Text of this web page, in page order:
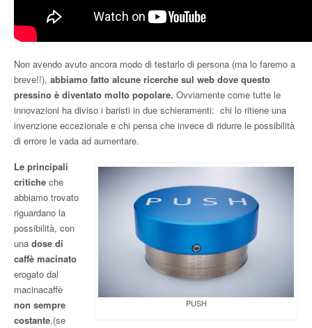
Non avendo avuto ancora modo di testarlo di persona (ma lo faremo a
breve!!), abbiamo fatto alcune ricerche sul web dove questo
pressino è diventato molto popolare. Ovviamente come tutte le
innovazioni ha diviso i baristi in due schieramenti: chi lo ritiene una
invenzione eccezionale e chi pensa che invece di ridurre le possibilità
di errore le vada ad aumentare.
PUSH
Le principali
critiche che
abbiamo trovato
riguardano la
possibilità, con
una dose di
caffè macinato
erogato dal
macinacaffè
non sempre
costante,(se